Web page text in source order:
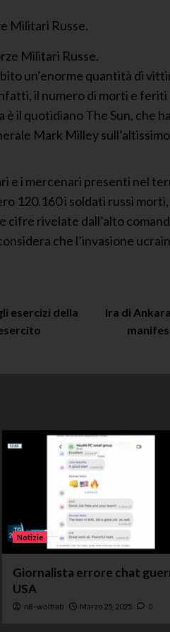
un’enorme quantità di
il numero di morti e
è il quotidiano The Sun, che
Mark Milley
e i mercenari presenti nel
120.160 i soldati russi
cifre rivelate dall’alto
che l’invasione
esercizi della
Ira di
Notizie
Giornalista errore chat
USA
n8-woltlab Marzo 25, 2025 0